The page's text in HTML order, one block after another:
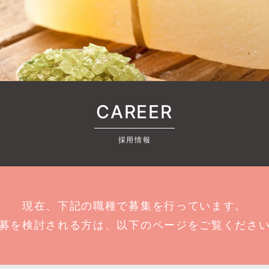
CAREER
採用情報
現在、下記の職種で募集を行っています。
を検討される方は、以下のページをご覧くださ